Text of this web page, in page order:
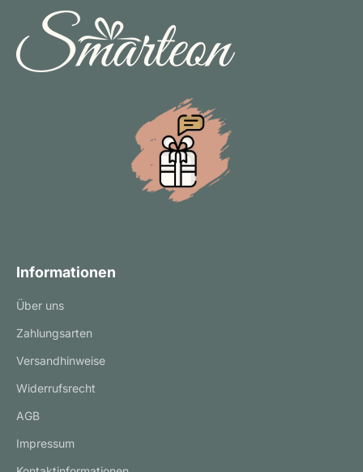
Informationen
Über uns
Zahlungsarten
Versandhinweise
Widerrufsrecht
AGB
Impressum